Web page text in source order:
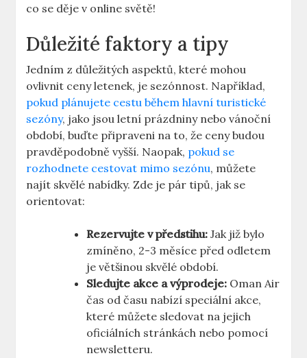
co se děje v online světě!
Důležité faktory a tipy
Jedním z důležitých aspektů, které mohou
ovlivnit ceny letenek, je sezónnost. Například,
pokud plánujete cestu během hlavní turistické
sezóny, jako jsou letní prázdniny nebo vánoční
období, buďte připraveni na to, že ceny budou
pravděpodobně vyšší. Naopak, pokud se
rozhodnete cestovat mimo sezónu, můžete
najít skvělé nabídky. Zde je pár tipů, jak se
orientovat:
Rezervujte v předstihu: Jak již bylo
zmíněno, 2-3 měsíce před odletem
je většinou skvělé období.
Sledujte akce a výprodeje: Oman Air
čas od času nabízí speciální akce,
které můžete sledovat na jejich
oficiálních stránkách nebo pomocí
newsletteru.